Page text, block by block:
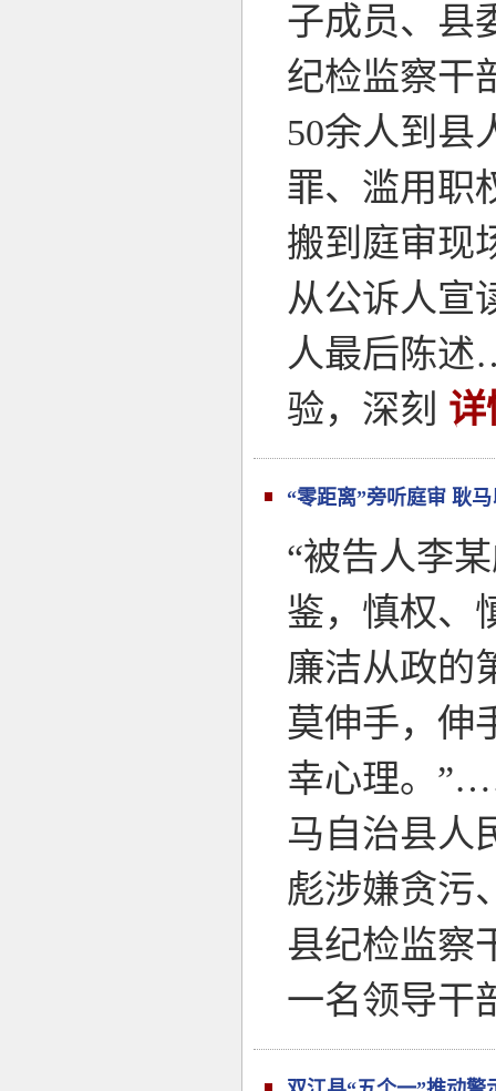
子成员、县
纪检监察干
50余人到县
罪、滥用职
搬到庭审现
从公诉人宣
人最后陈述
验，深刻 详
“零距离”旁听庭审 耿
“被告人李
鉴，慎权、
廉洁从政的
莫伸手，伸
幸心理。
马自治县人
彪涉嫌贪污
县纪检监察
一名领导干